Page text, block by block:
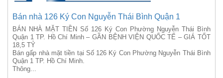
Bán nhà 126 Ký Con Nguyễn Thái Bình Quận 1
BÁN NHÀ MẶT TIỀN Số 126 Ký Con Phường Nguyễn Thái Bình
Quận 1 TP. Hồ Chí Minh – GẦN BỆNH VIỆN QUỐC TẾ – GIÁ TỐT
18,5 TỶ
Bán gấp nhà mặt tiền tại Số 126 Ký Con Phường Nguyễn Thái Bình
Quận 1 TP. Hồ Chí Minh.
Thông...